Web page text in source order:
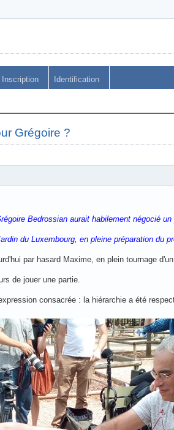
Inscription Identification
Grégoire ?
Bedrossian aurait habilement négocié
du Luxembourg, en pleine préparation du
par hasard Maxime, en plein tournage
de jouer une partie.
consacrée : la hiérarchie a été